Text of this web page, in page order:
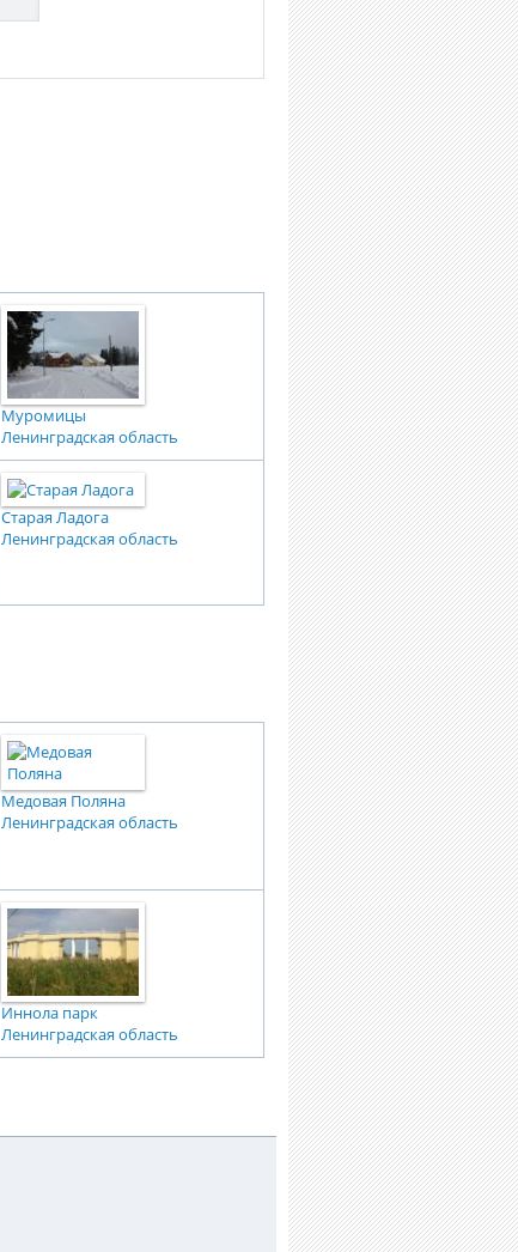
Муромицы
Ленинградская область
Старая Ладога
Ленинградская область
Медовая Поляна
Ленинградская область
Иннола парк
Ленинградская область